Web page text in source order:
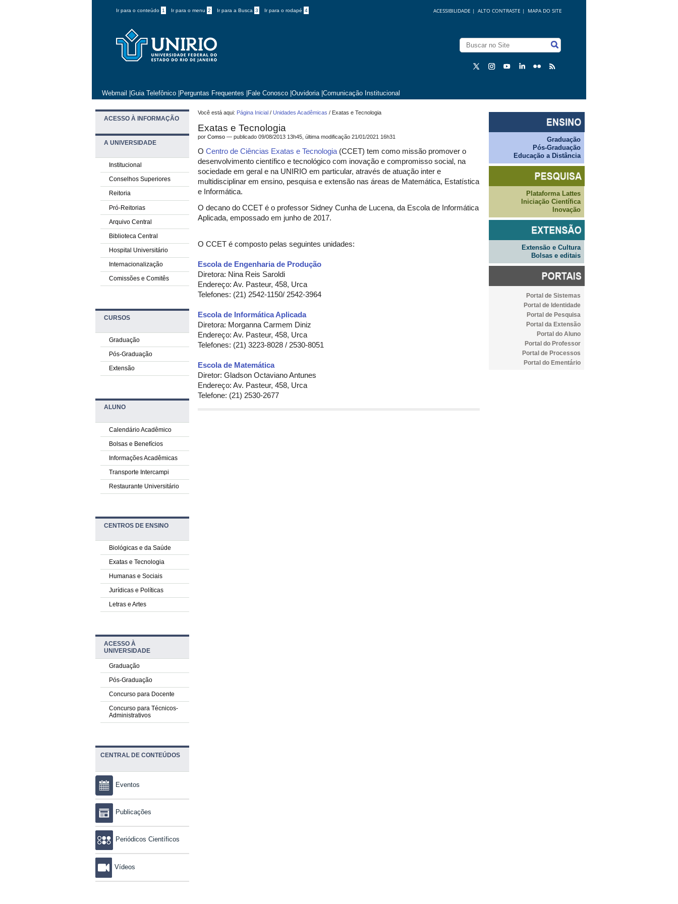
Ir para o conteúdo 1 Ir para o menu 2 Ir para a Busca 3 Ir para o rodapé 4 MAPA DO SITE
ALTO CONTRASTE |
ACESSIBILIDADE |
Webmail Guia Telefônico Perguntas Frequentes Fale Conosco Ouvidoria| Comunicação Institucional
ACESSO À INFORMAÇÃO
A UNIVERSIDADE
Institucional
Conselhos Superiores
Reitoria
Pró-Reitorias
Arquivo Central
Biblioteca Central
Hospital Universitário
Internacionalização
Comissões e Comitês
CURSOS
Graduação
Pós-Graduação
Extensão
ALUNO
Calendário Acadêmico
Bolsas e Benefícios
Informações Acadêmicas
Transporte Intercampi
Restaurante Universitário
CENTROS DE ENSINO
Biológicas e da Saúde
Exatas e Tecnologia
Humanas e Sociais
Jurídicas e Políticas
Letras e Artes
ACESSO À
UNIVERSIDADE
Graduação
Pós-Graduação
Concurso para Docente
Concurso para Técnicos-
Administrativos
CENTRAL DE CONTEÚDOS
Eventos
Publicações
Periódicos Científicos
Vídeos
Você está aqui: Página Inicial /Unidades Acadêmicas / Exatas e Tecnologia
Exatas e Tecnologia
porComso —publicado 09/08/2013 13h45,última modificação 21/01/2021 16h31
OCentro de Ciências Exatas e Tecnologia(CCET) tem como missão promover o
desenvolvimento científico e tecnológico com inovação e compromisso social, na
sociedade em geral e na UNIRIO em particular, através de atuação inter e
multidisciplinar em ensino, pesquisa e extensão nas áreas de Matemática, Estatística
e Informática.
O decano do CCET é o professor Sidney Cunha de Lucena, da Escola de Informática
Aplicada,empossado em junho de 2017.
O CCET é composto pelas seguintes unidades:
Escola de Engenharia de Produção
Diretora: Nina Reis Saroldi
Endereço: Av. Pasteur, 458, Urca
Telefones: (21) 2542-1150/ 2542-3964
Escola de Informática Aplicada
Diretora: Morganna Carmem Diniz
Endereço: Av. Pasteur, 458, Urca
Telefones: (21)3223-8028 /2530-8051
Escola de Matemática
Diretor:Gladson Octaviano Antunes
Endereço: Av. Pasteur, 458, Urca
Telefone: (21) 2530-2677
Graduação
Pós-Graduação
Educação a Distância
Plataforma Lattes
Iniciação Científica
Inovação
Extensão e Cultura
Bolsas e editais
Portal de Sistemas
Portal de Identidade
Portal de Pesquisa
Portal da Extensão
Portal do Aluno
Portal do Professor
Portal de Processos
Portal do Ementário